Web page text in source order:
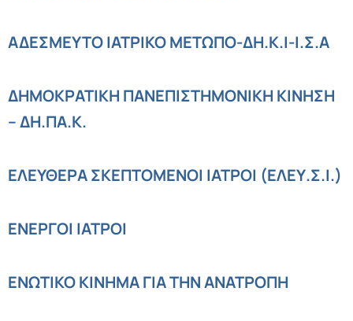
ΑΔΕΣΜΕΥΤΟ ΙΑΤΡΙΚΟ ΜΕΤΩΠΟ-ΔΗ.Κ.Ι-Ι.Σ.Α
ΔΗΜΟΚΡΑΤΙΚΗ ΠΑΝΕΠΙΣΤΗΜΟΝΙΚΗ ΚΙΝΗΣΗ
– ΔΗ.ΠΑ.Κ.
ΕΛΕΥΘΕΡΑ ΣΚΕΠΤΟΜΕΝΟΙ ΙΑΤΡΟΙ (ΕΛΕΥ.Σ.Ι.)
ΕΝΕΡΓΟΙ ΙΑΤΡΟΙ
ΕΝΩΤΙΚΟ ΚΙΝΗΜΑ ΓΙΑ ΤΗΝ ΑΝΑΤΡΟΠΗ